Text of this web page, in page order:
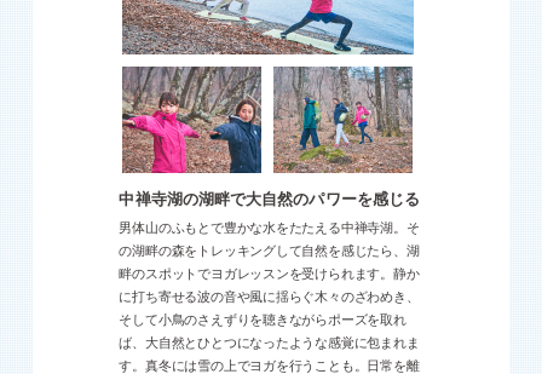
中禅寺湖の湖畔で大自然のパワーを感じる
男体山のふもとで豊かな水をたたえる中禅寺湖。そ
の湖畔の森をトレッキングして自然を感じたら、湖
畔のスポットでヨガレッスンを受けられます。静か
に打ち寄せる波の音や風に揺らぐ木々のざわめき、
そして小鳥のさえずりを聴きながらポーズを取れ
ば、大自然とひとつになったような感覚に包まれま
す。真冬には雪の上でヨガを行うことも。日常を離